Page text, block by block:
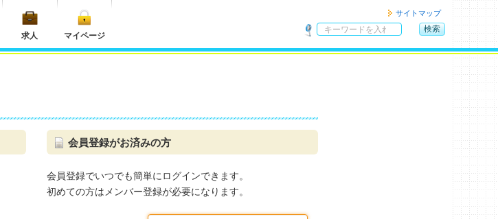
求人 マイページ
サイトマップ
検索
会員登録がお済みの方
会員登録でいつでも簡単にログインできます。
初めての方はメンバー登録が必要になります。